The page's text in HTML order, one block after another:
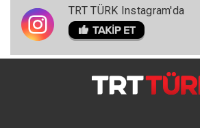
TRT TÜRK Instagram'da